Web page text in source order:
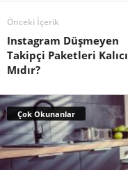
Önceki İçerik
Instagram Düşmeyen
Takipçi Paketleri Kalıcı
Mıdır?
Çok Okunanlar